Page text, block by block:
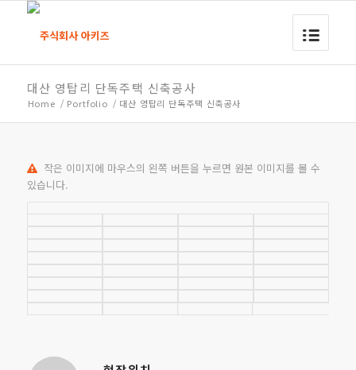
대산 영탑리 단독주택 신축공사
Home / Portfolio / 대산 영탑리 단독주택 신축공사
작은 이미지에 마우스의 왼쪽 버튼을 누르면 원본 이미지를 볼 수
있습니다.